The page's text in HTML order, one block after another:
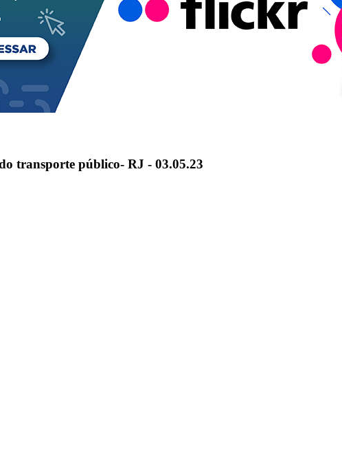
transporte público- RJ - 03.05.23